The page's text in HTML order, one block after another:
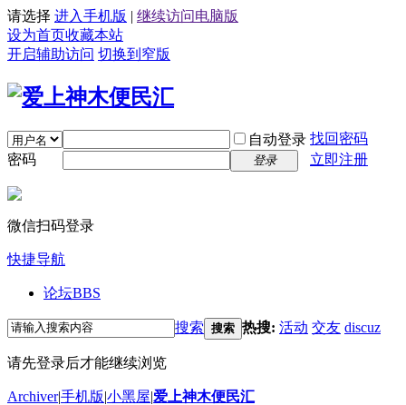
请选择 进入手机版 | 继续访问电脑版
设为首页收藏本站
开启辅助访问 切换到窄版
自动登录 找回密码
密码
登录 立即注册
微信扫码登录
快捷导航
论坛BBS
搜索 搜索 热搜: 活动 交友 discuz
请先登录后才能继续浏览
Archiver|手机版|小黑屋|爱上神木便民汇